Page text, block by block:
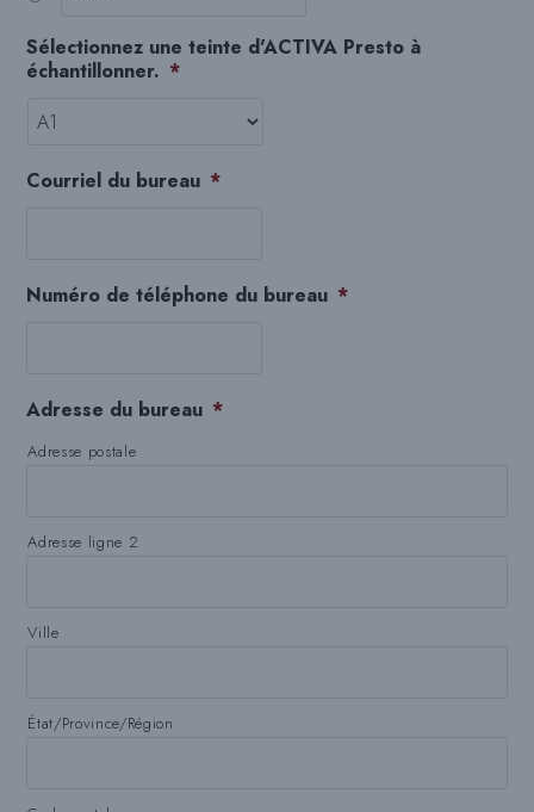
Sélectionnez une teinte d'ACTIVA Presto à
échantillonner. *
Courriel du bureau *
Numéro de téléphone du bureau *
Adresse du bureau *
Adresse postale
Adresse ligne 2
Ville
État/Province/Région